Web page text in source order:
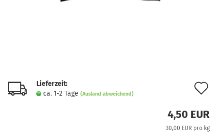
Lieferzeit:
ca. 1-2 Tage (Ausland abweichend)
4,50 EUR
30,00 EUR pro kg